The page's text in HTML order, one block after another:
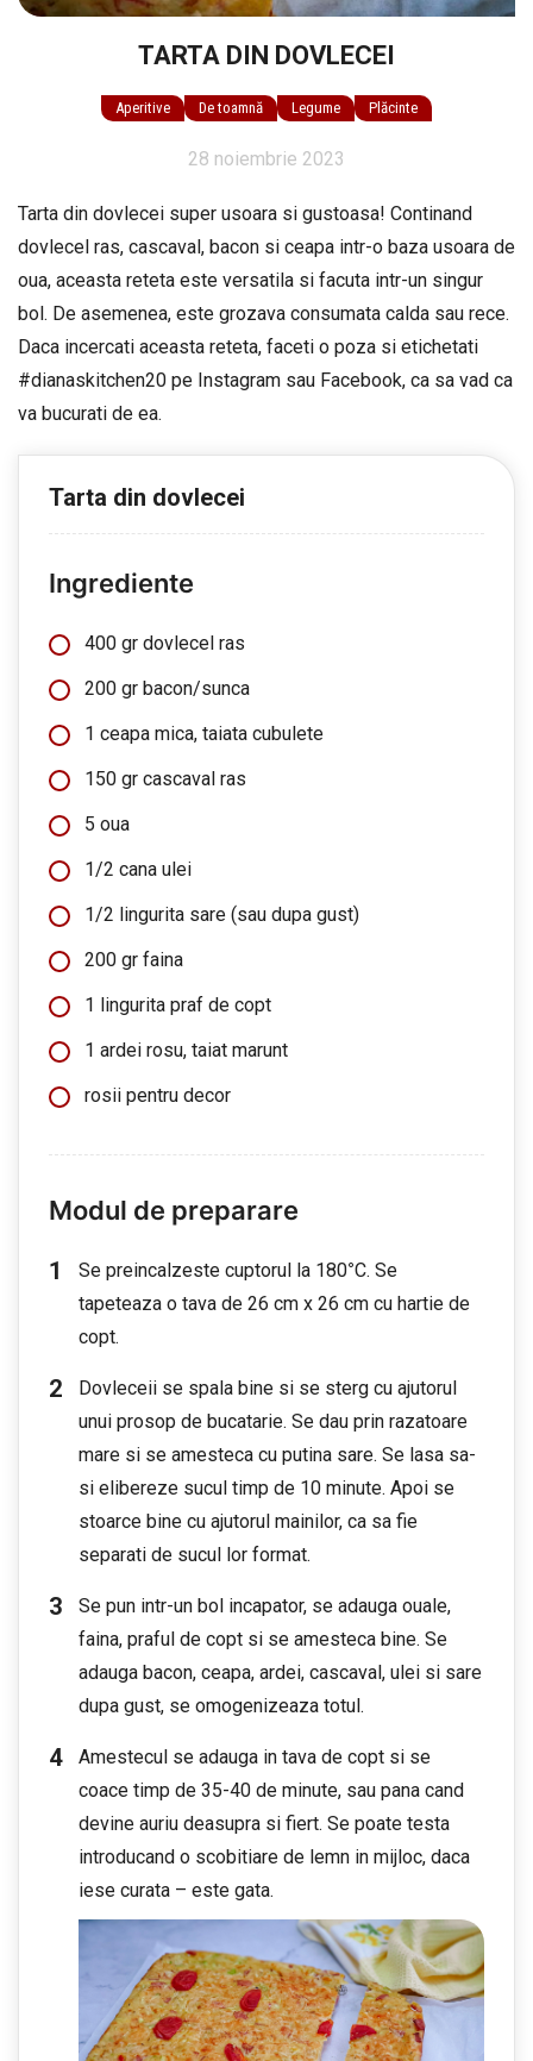
TARTA DIN DOVLECEI
Aperitive De toamnă Legume Plăcinte
28 noiembrie 2023
Tarta din dovlecei super usoara si gustoasa! Continand
dovlecel ras, cascaval, bacon si ceapa intr-o baza usoara de
oua, aceasta reteta este versatila si facuta intr-un singur
bol. De asemenea, este grozava consumata calda sau rece.
Daca incercati aceasta reteta, faceti o poza si etichetati
#dianaskitchen20 pe Instagram sau Facebook, ca sa vad ca
va bucurati de ea.
Tarta din dovlecei
Ingrediente
400 gr dovlecel ras
200 gr bacon/sunca
1 ceapa mica, taiata cubulete
150 gr cascaval ras
5 oua
1/2 cana ulei
1/2 lingurita sare (sau dupa gust)
200 gr faina
1 lingurita praf de copt
1 ardei rosu, taiat marunt
rosii pentru decor
Modul de preparare
Se preincalzeste cuptorul la 180°C. Se
tapeteaza o tava de 26 cm x 26 cm cu hartie de
copt.
Dovleceii se spala bine si se sterg cu ajutorul
unui prosop de bucatarie. Se dau prin razatoare
mare si se amesteca cu putina sare. Se lasa sa-
si elibereze sucul timp de 10 minute. Apoi se
stoarce bine cu ajutorul mainilor, ca sa fie
separati de sucul lor format.
Se pun intr-un bol incapator, se adauga ouale,
faina, praful de copt si se amesteca bine. Se
adauga bacon, ceapa, ardei, cascaval, ulei si sare
dupa gust, se omogenizeaza totul.
Amestecul se adauga in tava de copt si se
coace timp de 35-40 de minute, sau pana cand
devine auriu deasupra si fiert. Se poate testa
introducand o scobitiare de lemn in mijloc, daca
iese curata – este gata.